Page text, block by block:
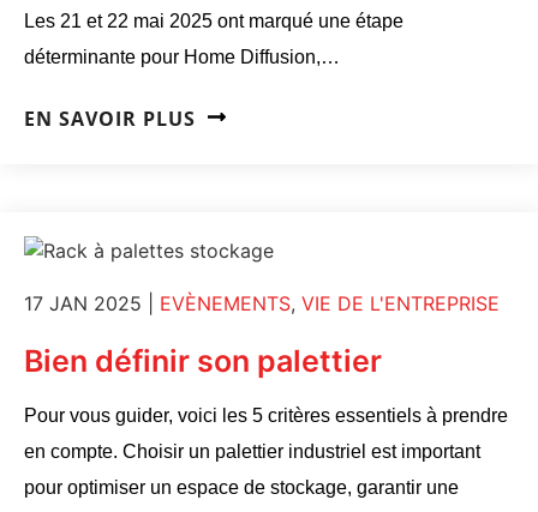
Les 21 et 22 mai 2025 ont marqué une étape
déterminante pour Home Diffusion,…
EN SAVOIR PLUS
17 JAN 2025 EVÈNEMENTS, VIE DE L'ENTREPRISE
Bien définir son palettier
Pour vous guider, voici les 5 critères essentiels à prendre
en compte. Choisir un palettier industriel est important
pour optimiser un espace de stockage, garantir une